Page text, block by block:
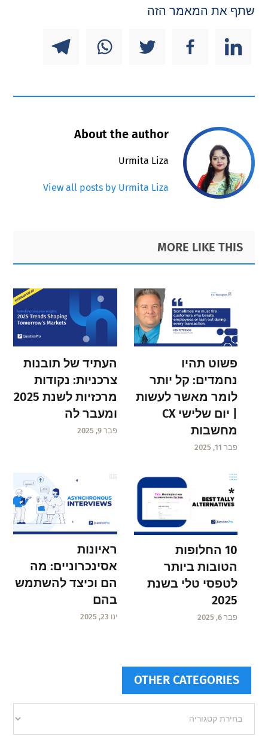
שתף את המאמר הזה
About the author
Urmita Liza
View all posts by Urmita Liza
Primary
Sidebar
Footer
MORE LIKE THIS
פשוט תהיו
נחמדים: קל יותר
לומר מאשר לעשות
| יום שלישי CX
מחשבות
פבר 11, 2025
העתיד של תובנות
צרכניות: נקודות
מרכזיות לשנת 2025
ומעבר לה
פבר 9, 2025
10 החלופות
הטובות ביותר
לטפסי טלי בשנת
2025
פבר 6, 2025
ראיונות
אסינכרוניים: מה
הם וכיצד להשתמש
בהם
ינו 23, 2025
OTHER CATEGORIES
categories